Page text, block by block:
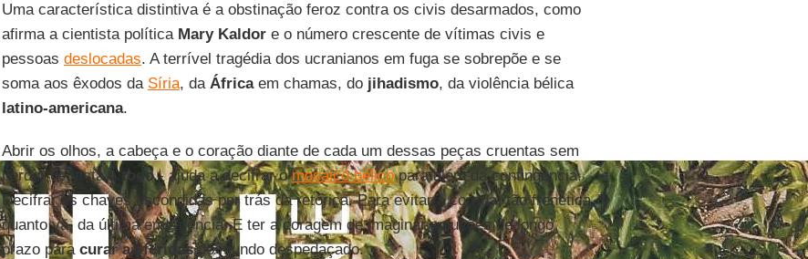
Uma característica distintiva é a obstinação feroz contra os civis desarmados, como
afirma a cientista política Mary Kaldore o número crescente de vítimas civis e
pessoas deslocadas. A terrível tragédia dos ucranianos em fuga se sobrepõe e se
soma aos êxodos da Síria, da Áfricaem chamas, do jihadismo, da violência bélica
latino-americana.
Abrir os olhos, a cabeça e o coração diante de cada um dessas peças cruentas sem
perder de vista o todo- ajuda a decifrar omosaico bélicopara além da contingência.
Decifrar as chaves escondidas por trás da retórica. Para evitar a corrida, tão frenética
quanto vã, da última emergência. E ter a coragem de imaginar soluções de longo
prazo para curar as feridasdo mundo despedaçado.